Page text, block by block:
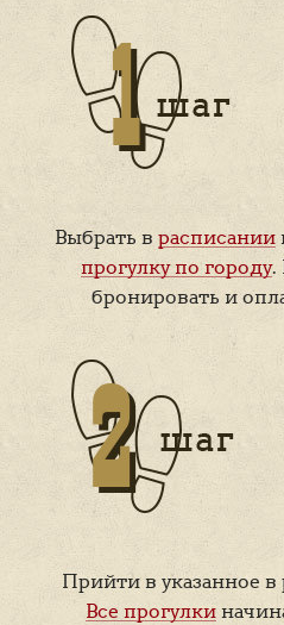
Выбрать в расписании
прогулку по городу.
бронировать и
Прийти в указанное
Все прогулки